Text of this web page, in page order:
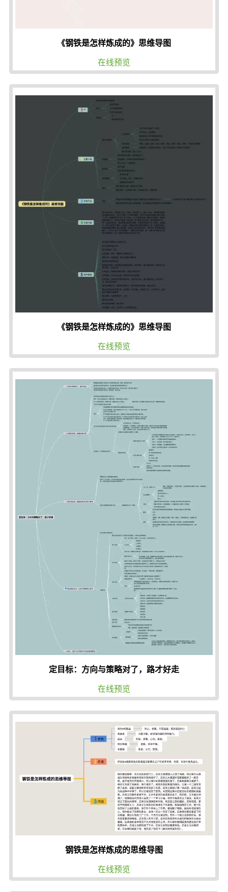
《钢铁是怎样炼成的》思维导图
在线预览
《钢铁是怎样炼成的》思维导图
在线预览
定目标：方向与策略对了，路才好走
在线预览
钢铁是怎样炼成的思维导图
在线预览